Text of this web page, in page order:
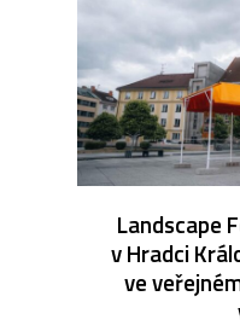
Landscape
v Hradci
ve